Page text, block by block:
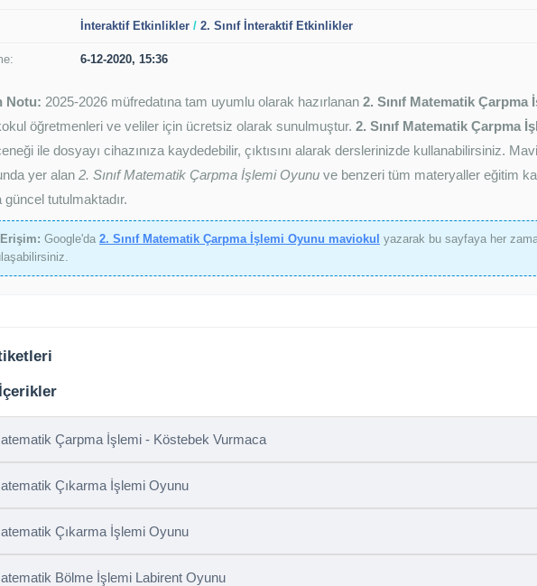
İnteraktif Etkinlikler / 2. Sınıf İnteraktif Etkinlikler
6-12-2020, 15:36
Notu: 2025-2026 müfredatına tam uyumlu olarak hazırlanan 2. Sınıf Matematik Çarpma
öğretmenleri ve veliler için ücretsiz olarak sunulmuştur. 2. Sınıf Matematik Çarpma
ile dosyayı cihazınıza kaydedebilir, çıktısını alarak derslerinizde kullanabilirsiniz.
yer alan 2. Sınıf Matematik Çarpma İşlemi Oyunu ve benzeri tüm materyaller eğitim
güncel tutulmaktadır.
Erişim: Google'da 2. Sınıf Matematik Çarpma İşlemi Oyunu maviokul yazarak bu sayfaya her
Çarpma İşlemi - Köstebek Vurmaca
Çıkarma İşlemi Oyunu
Çıkarma İşlemi Oyunu
Bölme İşlemi Labirent Oyunu